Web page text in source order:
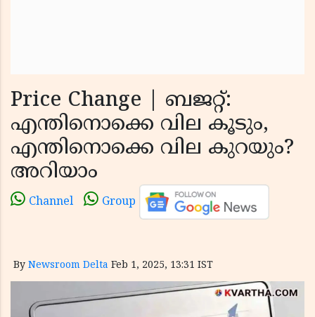
Price Change | ബജറ്റ്:
എന്തിനൊക്കെ വില കൂടും,
എന്തിനൊക്കെ വില കുറയും?
അറിയാം
Channel Group
By Newsroom Delta Feb 1, 2025, 13:31 IST